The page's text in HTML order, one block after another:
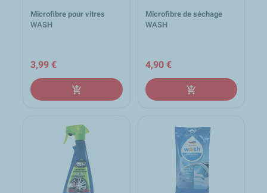
Microfibre pour vitres
WASH
3,99 €
add_shopping_cart
Microfibre de séchage
WASH
4,90 €
add_shopping_cart